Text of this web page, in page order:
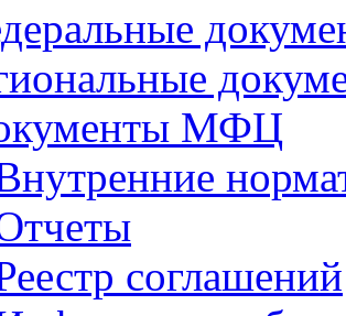
МФЦ
соглашений